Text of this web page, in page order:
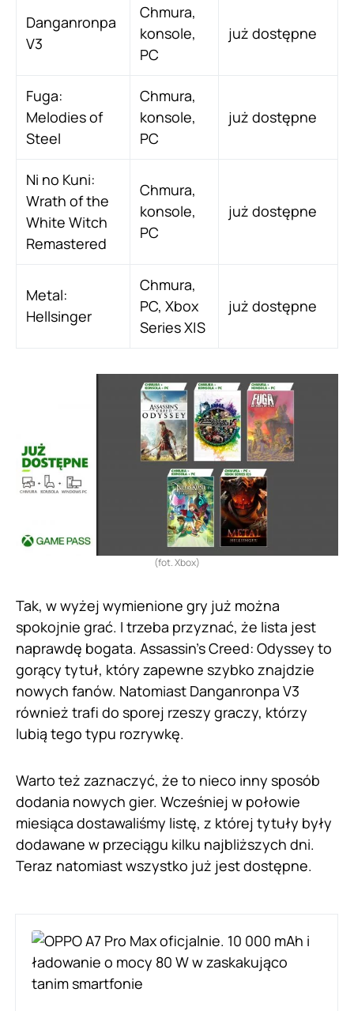
Danganronpa
V3
Chmura,
konsole,
PC
już dostępne
Fuga:
Melodies of
Steel
Chmura,
konsole,
PC
już dostępne
Ni no Kuni:
Wrath of the
White Witch
Remastered
Chmura,
konsole,
PC
już dostępne
Metal:
Hellsinger
Chmura,
PC, Xbox
Series X|S
już dostępne
(fot. Xbox)
Tak, w wyżej wymienione gry już można
spokojnie grać. I trzeba przyznać, że lista jest
naprawdę bogata. Assassin’s Creed: Odyssey to
gorący tytuł, który zapewne szybko znajdzie
nowych fanów. Natomiast Danganronpa V3
również trafi do sporej rzeszy graczy, którzy
lubią tego typu rozrywkę.
Warto też zaznaczyć, że to nieco inny sposób
dodania nowych gier. Wcześniej w połowie
miesiąca dostawaliśmy listę, z której tytuły były
dodawane w przeciągu kilku najbliższych dni.
Teraz natomiast wszystko już jest dostępne.